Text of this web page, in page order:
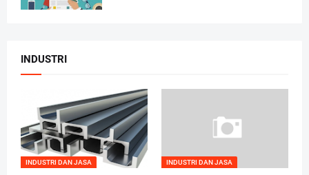
INDUSTRI
INDUSTRI DAN JASA INDUSTRI DAN JASA